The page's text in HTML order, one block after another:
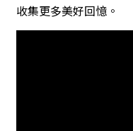
收集更多美好回憶。